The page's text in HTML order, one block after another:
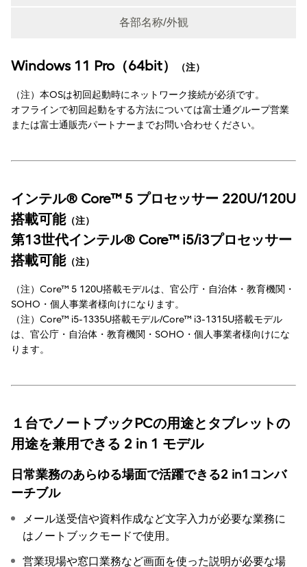
各部名称/外観
製品詳細
Windows 11 Pro（64bit） （注）
（注）本OSは初回起動時にネットワーク接続が必須です。
オフラインで初回起動をする方法については富士通グループ営業
または富士通販売パートナーまでお問い合わせください。
インテル® Core™ 5 プロセッサー 220U/120U
搭載可能（注）
第13世代インテル® Core™ i5/i3プロセッサー
搭載可能（注）
（注）Core™ 5 120U搭載モデルは、官公庁・自治体・教育機関・
SOHO・個人事業者様向けになります。
（注）Core™ i5-1335U搭載モデル/Core™ i3-1315U搭載モデル
は、官公庁・自治体・教育機関・SOHO・個人事業者様向けにな
ります。
１台でノートブックPCの用途とタブレットの
用途を兼用できる 2 in 1 モデル
日常業務のあらゆる場面で活躍できる2 in1コンバ
ーチブル
メール送受信や資料作成など文字入力が必要な業務に
はノートブックモードで使用。
営業現場や窓口業務など画面を使った説明が必要な場